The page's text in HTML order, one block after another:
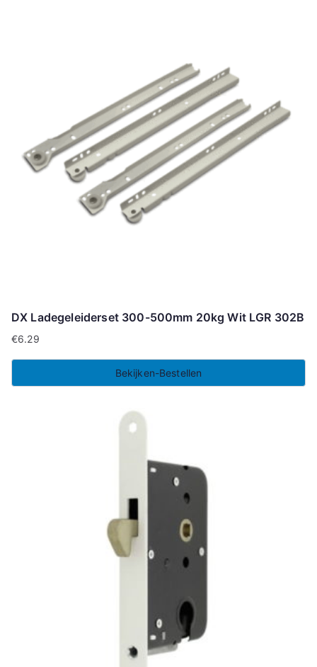
DX Ladegeleiderset 300-500mm 20kg Wit LGR 302B
€6.29
Bekijken-Bestellen